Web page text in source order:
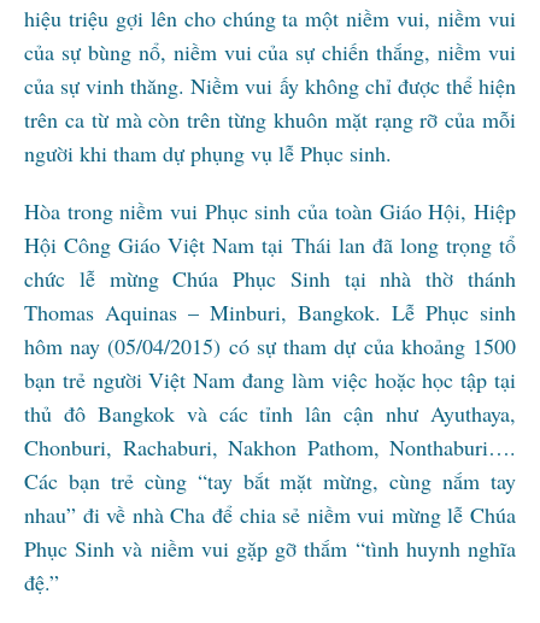
hiệu triệu gợi lên cho chúng ta một niềm vui, niềm vui
của sự bùng nổ, niềm vui của sự chiến thắng, niềm vui
của sự vinh thăng. Niềm vui ấy không chỉ được thể hiện
trên ca từ mà còn trên từng khuôn mặt rạng rỡ của mỗi
người khi tham dự phụng vụ lễ Phục sinh.
Hòa trong niềm vui Phục sinh của toàn Giáo Hội, Hiệp
Hội Công Giáo Việt Nam tại Thái lan đã long trọng tổ
chức lễ mừng Chúa Phục Sinh tại nhà thờ thánh
Thomas Aquinas – Minburi, Bangkok. Lễ Phục sinh
hôm nay (05/04/2015) có sự tham dự của khoảng 1500
bạn trẻ người Việt Nam đang làm việc hoặc học tập tại
thủ đô Bangkok và các tỉnh lân cận như Ayuthaya,
Chonburi, Rachaburi, Nakhon Pathom, Nonthaburi….
Các bạn trẻ cùng “tay bắt mặt mừng, cùng nắm tay
nhau” đi về nhà Cha để chia sẻ niềm vui mừng lễ Chúa
Phục Sinh và niềm vui gặp gỡ thắm “tình huynh nghĩa
đệ.”